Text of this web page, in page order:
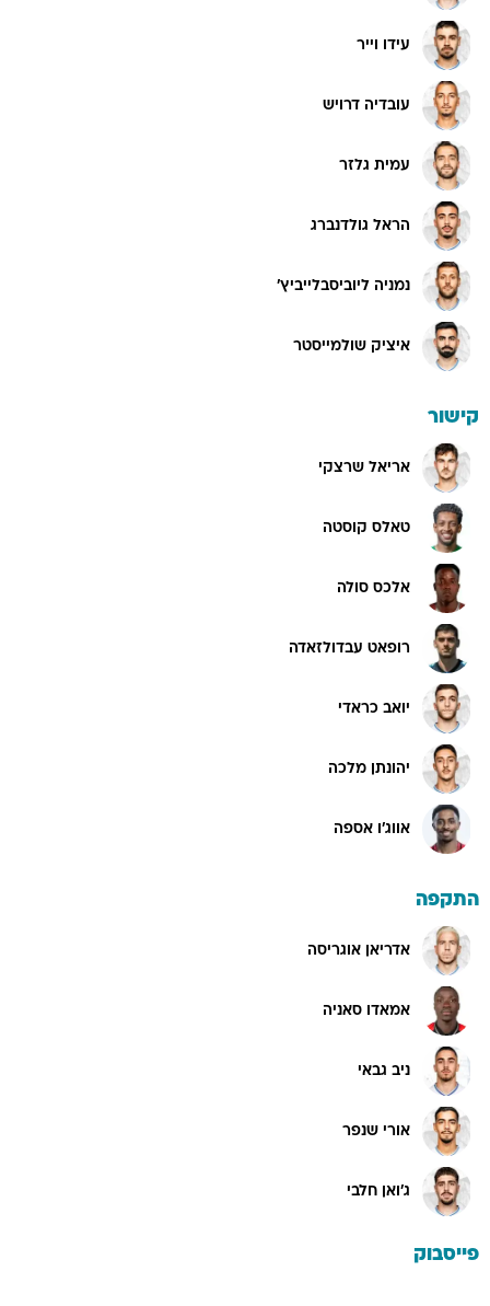
עידו וייר
עובדיה דרויש
עמית גלזר
הראל גולדנברג
נמניה ליוביסבלייביץ'
איציק שולמייסטר
קישור
אריאל שרצקי
טאלס קוסטה
אלכס סולה
רופאט עבדולזאדה
יואב כראדי
יהונתן מלכה
אווג'ו אספה
התקפה
אדריאן אוגריסה
אמאדו סאניה
ניב גבאי
אורי שנפר
ג'ואן חלבי
פייסבוק